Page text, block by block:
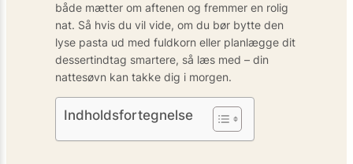
både mætter om aftenen og fremmer en rolig
nat. Så hvis du vil vide, om du bør bytte den
lyse pasta ud med fuldkorn eller planlægge dit
dessertindtag smartere, så læs med – din
nattesøvn kan takke dig i morgen.
Indholdsfortegnelse